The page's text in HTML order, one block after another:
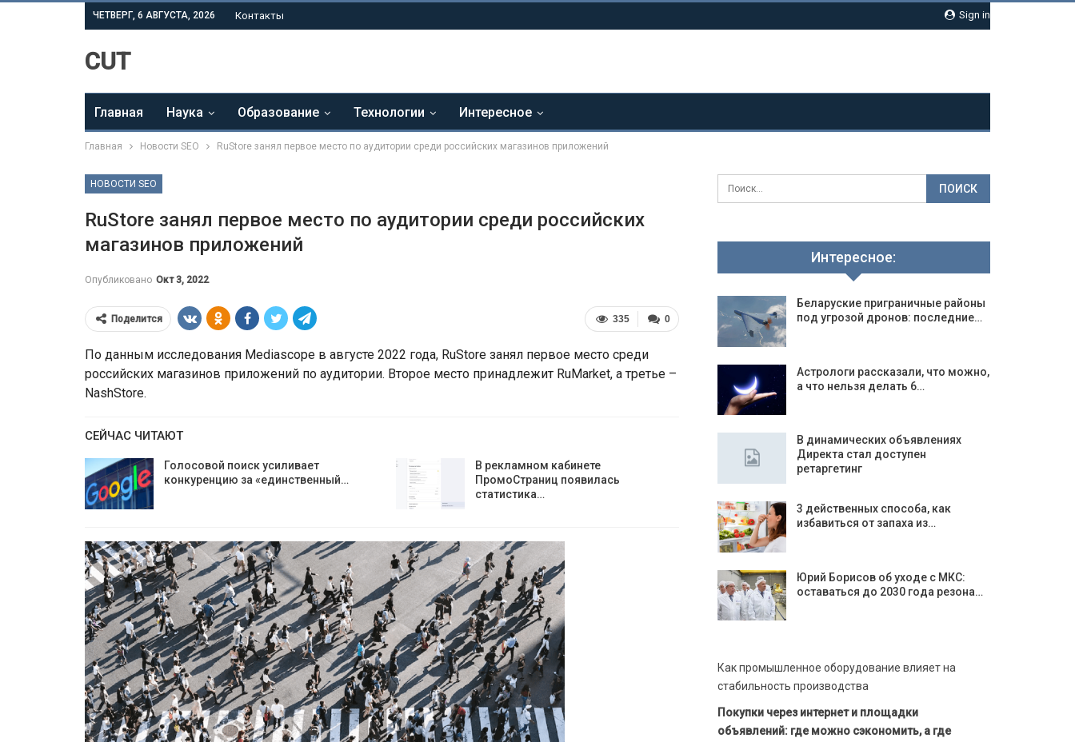
Sign in
ЧЕТВЕРГ, 6 АВГУСТА, 2026 Контакты
CUT
Главная Наука Образование Технологии Интересное
Главная Новости SEO RuStore занял первое место по аудитории среди российских магазинов приложений
НОВОСТИ SEO
RuStore занял первое место по аудитории среди российских
магазинов приложений
Опубликовано Окт 3, 2022
0
335
Поделится
По данным исследования Mediascope в августе 2022 года, RuStore занял первое место среди
российских магазинов приложений по аудитории. Второе место принадлежит RuMarket, а третье –
NashStore.
СЕЙЧАС ЧИТАЮТ
Голосовой поиск усиливает
конкуренцию за «единственный…
В рекламном кабинете
ПромоСтраниц появилась
статистика…
Интересное:
Беларуские приграничные районы
под угрозой дронов: последние…
Астрологи рассказали, что можно,
а что нельзя делать 6…
В динамических объявлениях
Директа стал доступен
ретаргетинг
3 действенных способа, как
избавиться от запаха из…
Юрий Борисов об уходе с МКС:
оставаться до 2030 года резона…
Как промышленное оборудование влияет на
стабильность производства
Покупки через интернет и площадки
объявлений: где можно сэкономить, а где